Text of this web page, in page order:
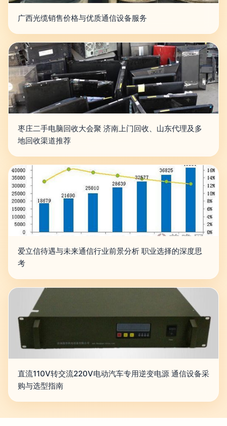
广西光缆销售价格与优质通信设备服务
枣庄二手电脑回收大会聚 济南上门回收、山东代理及多
地回收渠道推荐
爱立信待遇与未来通信行业前景分析 职业选择的深度思
考
直流110V转交流220V电动汽车专用逆变电源 通信设备采
购与选型指南